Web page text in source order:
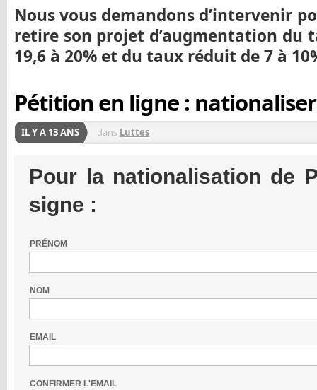
Nous vous demandons d’intervenir
retire son projet d’augmentation du
19,6 à 20% et du taux réduit de 7 à
Pétition en ligne :
IL Y A 13 ANS dans Luttes
Pour la nationalisation de
signe :
PRÉNOM
NOM
EMAIL
CONFIRMER L'EMAIL